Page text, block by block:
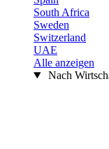
South Africa
Sweden
Switzerland
UAE
Alle anzeigen
Nach